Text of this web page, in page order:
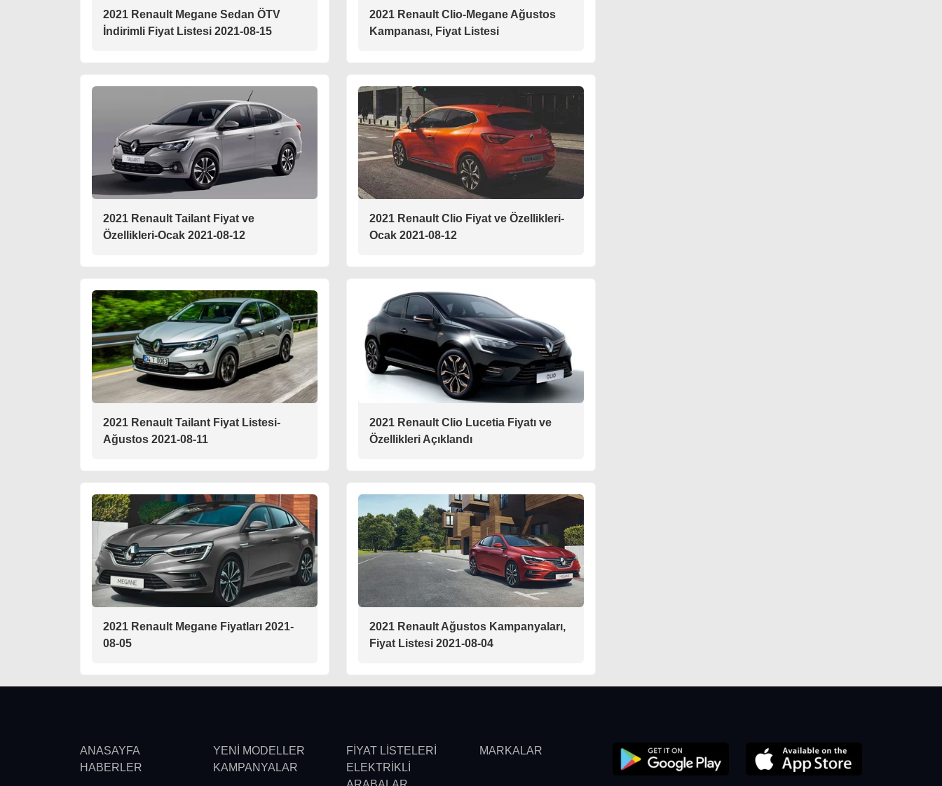
2021 Renault Megane Sedan ÖTV
İndirimli Fiyat Listesi 2021-08-15
2021 Renault Clio-Megane Ağustos
Kampanası, Fiyat Listesi
2021 Renault Tailant Fiyat ve
Özellikleri-Ocak 2021-08-12
2021 Renault Clio Fiyat ve Özellikleri-
Ocak 2021-08-12
2021 Renault Tailant Fiyat Listesi-
Ağustos 2021-08-11
2021 Renault Clio Lucetia Fiyatı ve
Özellikleri Açıklandı
2021 Renault Megane Fiyatları 2021-
08-05
2021 Renault Ağustos Kampanyaları,
Fiyat Listesi 2021-08-04
ANASAYFA
HABERLER
YENİ MODELLER
KAMPANYALAR
FİYAT LİSTELERİ
ELEKTRİKLİ
MARKALAR